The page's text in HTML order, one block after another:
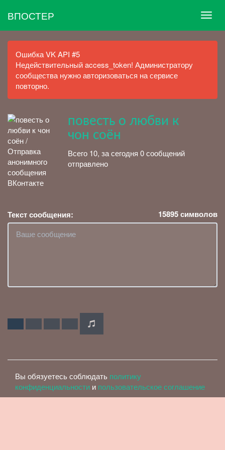
ВПОСТЕР
Ошибка VK API #5
Недействительный access_token! Администратору
сообщества нужно авторизоваться на сервисе
повторно.
повесть о любви к
чон соён
Всего 10, за сегодня 0 сообщений
отправлено
Текст сообщения: 15895символов
Вы обязуетесь соблюдать политику
конфиденциальности и пользовательское соглашение